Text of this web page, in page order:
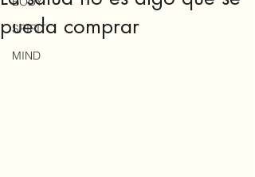
SPIRIT
MIND
pueda comprar